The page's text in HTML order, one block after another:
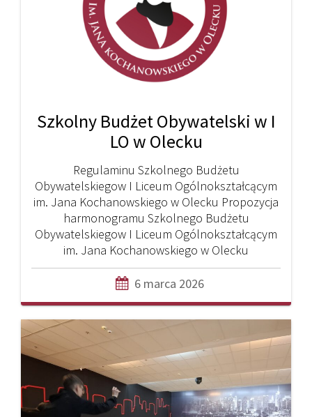
Szkolny Budżet Obywatelski w I
LO w Olecku
Regulaminu Szkolnego Budżetu
Obywatelskiegow I Liceum Ogólnokształcącym
im. Jana Kochanowskiego w Olecku Propozycja
harmonogramu Szkolnego Budżetu
Obywatelskiegow I Liceum Ogólnokształcącym
im. Jana Kochanowskiego w Olecku
6 marca 2026